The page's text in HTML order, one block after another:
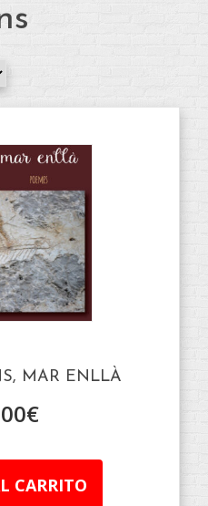
MAR ENLLÀ
€
CARRITO